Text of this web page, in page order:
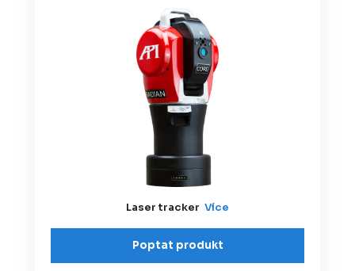
Laser tracker Více
Poptat produkt